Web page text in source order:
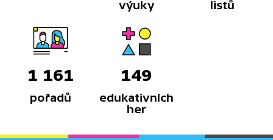
výuky
listů
1 161
pořadů
149
edukativních
her